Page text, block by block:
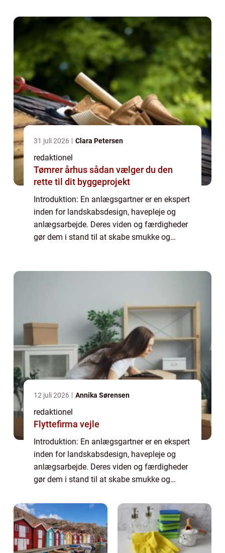
31 juli 2026 Clara Petersen
redaktionel
Tømrer århus sådan vælger du den
rette til dit byggeprojekt
Introduktion: En anlægsgartner er en ekspert
inden for landskabsdesign, havepleje og
anlægsarbejde. Deres viden og færdigheder
gør dem i stand til at skabe smukke og
12 juli 2026 Annika Sørensen
redaktionel
Flyttefirma vejle
Introduktion: En anlægsgartner er en ekspert
inden for landskabsdesign, havepleje og
anlægsarbejde. Deres viden og færdigheder
gør dem i stand til at skabe smukke og
vil udforske betydningen af en anlægsgar...